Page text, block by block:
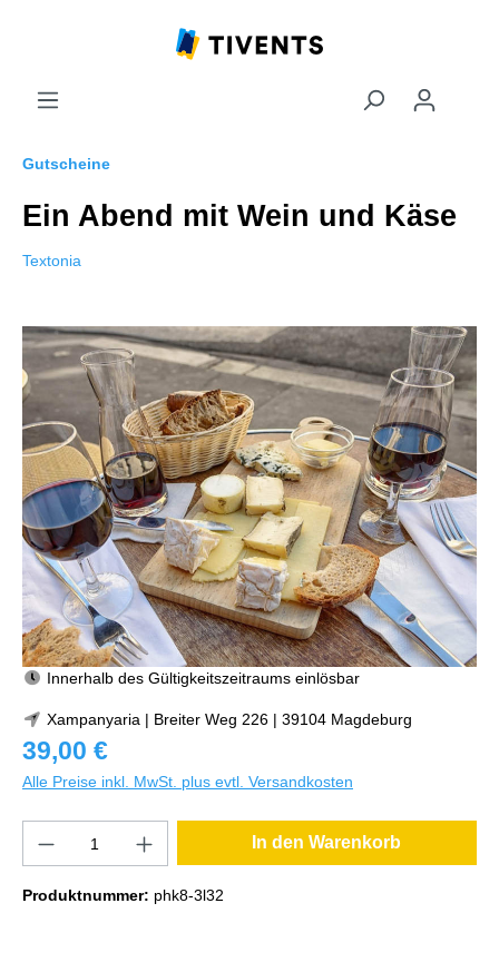
Gutscheine
Ein Abend mit Wein und Käse
Textonia
Innerhalb des Gültigkeitszeitraums einlösbar
Xampanyaria | Breiter Weg 226 | 39104 Magdeburg
39,00 €
Alle Preise inkl. MwSt. plus evtl. Versandkosten
In den Warenkorb
Produktnummer: phk8-3l32